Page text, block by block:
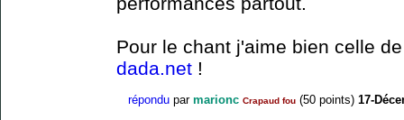
Pour le chant j'aime bien celle
dada.net !
répondu par marionc Crapaud fou (50 points) 17-